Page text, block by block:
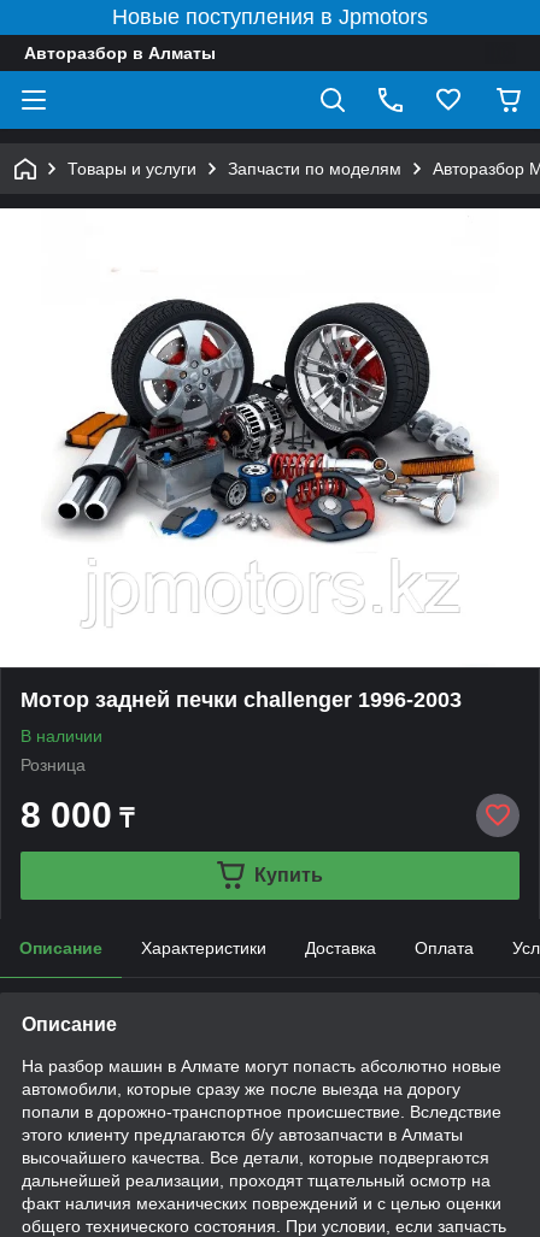
Новые поступления в Jpmotors
Авторазбор в Алматы
Товары и услуги Запчасти по моделям Авторазбор
Мотор задней печки challenger 1996-2003
В наличии
Розница
8 000 ₸
Купить
Описание Характеристики Доставка Оплата
Описание
На разбор машин в Алмате могут попасть абсолютно новые
автомобили, которые сразу же после выезда на дорогу
попали в дорожно-транспортное происшествие. Вследствие
этого клиенту предлагаются б/у автозапчасти в Алматы
высочайшего качества. Все детали, которые подвергаются
дальнейшей реализации, проходят тщательный осмотр на
факт наличия механических повреждений и с целью оценки
общего технического состояния. При условии, если запчасть